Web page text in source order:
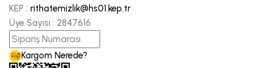
KEP : rithatemizlik@hs01.kep.tr
Üye Sayısı : 2847616
Kargom Nerede?